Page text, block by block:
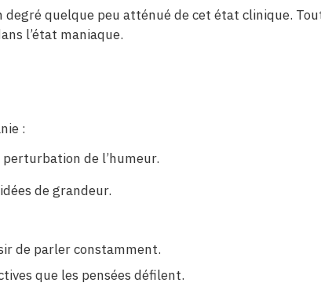
degré quelque peu atténué de cet état clinique.
l’état maniaque.
:
de l’humeur.
de grandeur.
de parler constamment.
que les pensées défilent.